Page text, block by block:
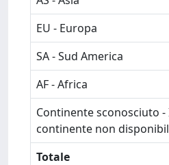
EU - Europa
SA - Sud America
AF - Africa
Continente sconosciuto
continente non
Totale